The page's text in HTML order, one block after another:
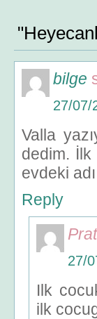
bilge
27/07/
Valla
dedim. İlk
evdeki
Reply
27/
Ilk
ilk